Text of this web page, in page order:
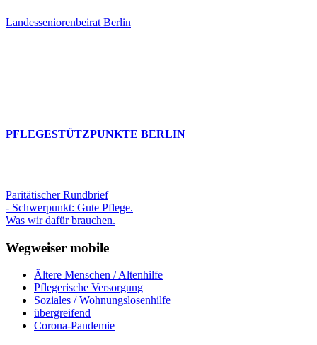
Landesseniorenbeirat Berlin
PFLEGESTÜTZPUNKTE BERLIN
Paritätischer Rundbrief
- Schwerpunkt: Gute Pflege.
Was wir dafür brauchen.
Wegweiser mobile
Ältere Menschen / Altenhilfe
Pflegerische Versorgung
Soziales / Wohnungslosenhilfe
übergreifend
Corona-Pandemie